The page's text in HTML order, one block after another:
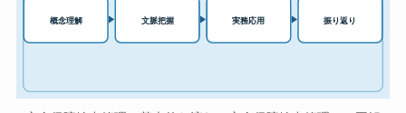
概念理解 文脈把握 実務応用 振り返り